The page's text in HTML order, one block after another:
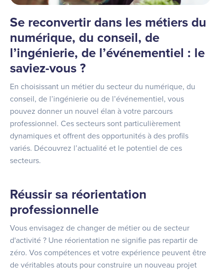
Se reconvertir dans les métiers du
numérique, du conseil, de
l’ingénierie, de l’événementiel : le
saviez-vous ?
En choisissant un métier du secteur du numérique, du
conseil, de l’ingénierie ou de l’événementiel, vous
pouvez donner un nouvel élan à votre parcours
professionnel. Ces secteurs sont particulièrement
dynamiques et offrent des opportunités à des profils
variés. Découvrez l’actualité et le potentiel de ces
secteurs.
Réussir sa réorientation
professionnelle
Vous envisagez de changer de métier ou de secteur
d'activité ? Une réorientation ne signifie pas repartir de
zéro. Vos compétences et votre expérience peuvent être
de véritables atouts pour construire un nouveau projet